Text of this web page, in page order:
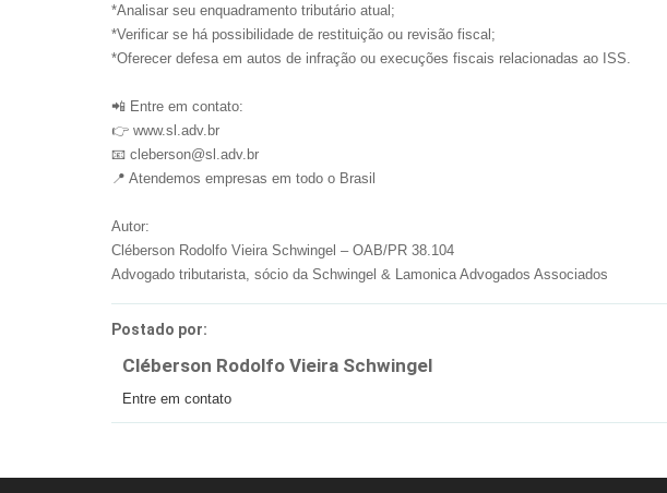
*Analisar seu enquadramento tributário atual;
*Verificar se há possibilidade de restituição ou revisão fiscal;
*Oferecer defesa em autos de infração ou execuções fiscais relacionadas ao ISS.
📲 Entre em contato:
👉 www.sl.adv.br
📧 cleberson@sl.adv.br
📍 Atendemos empresas em todo o Brasil
Autor:
Cléberson Rodolfo Vieira Schwingel – OAB/PR 38.104
Advogado tributarista, sócio da Schwingel & Lamonica Advogados Associados
Postado por:
Cléberson Rodolfo Vieira Schwingel
Entre em contato